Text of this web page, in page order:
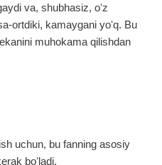
va, shubhasiz, oʻz
ortdiki, kamaygani yoʻq. Bu
muhokama qilishdan
uchun, bu fanning asosiy
boʻladi.